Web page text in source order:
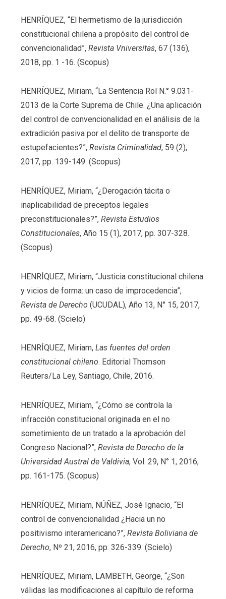
HENRÍQUEZ, “El hermetismo de la jurisdicción
constitucional chilena a propósito del control de
convencionalidad”, Revista Vniversitas, 67 (136),
2018, pp. 1 -16. (Scopus)
HENRÍQUEZ, Miriam, “La Sentencia Rol N.° 9.031-
2013 de la Corte Suprema de Chile. ¿Una aplicación
del control de convencionalidad en el análisis de la
extradición pasiva por el delito de transporte de
estupefacientes?”, Revista Criminalidad, 59 (2),
2017, pp. 139-149. (Scopus)
HENRÍQUEZ, Miriam, “¿Derogación tácita o
inaplicabilidad de preceptos legales
preconstitucionales?”, Revista Estudios
Constitucionales, Año 15 (1), 2017, pp. 307-328.
(Scopus)
HENRÍQUEZ, Miriam, “Justicia constitucional chilena
y vicios de forma: un caso de improcedencia”,
Revista de Derecho (UCUDAL), Año 13, N° 15, 2017,
pp. 49-68. (Scielo)
HENRÍQUEZ, Miriam, Las fuentes del orden
constitucional chileno. Editorial Thomson
Reuters/La Ley, Santiago, Chile, 2016.
HENRÍQUEZ, Miriam, “¿Cómo se controla la
infracción constitucional originada en el no
sometimiento de un tratado a la aprobación del
Congreso Nacional?”, Revista de Derecho de la
Universidad Austral de Valdivia, Vol. 29, N° 1, 2016,
pp. 161-175. (Scopus)
HENRÍQUEZ, Miriam, NÚÑEZ, José Ignacio, “El
control de convencionalidad ¿Hacia un no
positivismo interamericano?”, Revista Boliviana de
Derecho, Nº 21, 2016, pp. 326-339. (Scielo)
HENRÍQUEZ, Miriam, LAMBETH, George, “¿Son
válidas las modificaciones al capítulo de reforma